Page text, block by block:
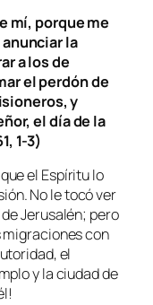
mí, porque me
la
a los de
el perdón de
y
el día de la
1-3)
el Espíritu lo
No le tocó ver
Jerusalén; pero
migraciones con
el
y la ciudad de